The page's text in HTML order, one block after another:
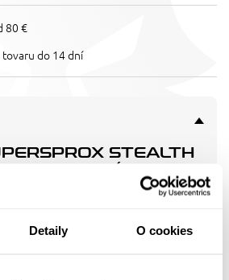
Detaily O cookies
80 €
do 14 dní
STEALTH
BLU MODRÁ 49T,
na trhu. 3x delší životnost než